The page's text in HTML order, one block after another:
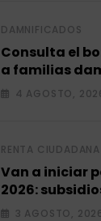
DAMNIFICADOS
Consulta el
a familias
4 AGOSTO,
RENTA CIUDADANA
Van a iniciar
2026:
entregar.
3 AGOSTO,